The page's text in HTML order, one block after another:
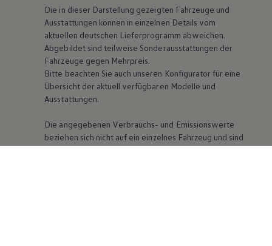
Die in dieser Darstellung gezeigten Fahrzeuge und
Ausstattungen können in einzelnen Details vom
aktuellen deutschen Lieferprogramm abweichen.
Abgebildet sind teilweise Sonderausstattungen der
Fahrzeuge gegen Mehrpreis.
Bitte beachten Sie auch unseren Konfigurator für eine
Übersicht der aktuell verfügbaren Modelle und
Ausstattungen.
Die angegebenen Verbrauchs- und Emissionswerte
beziehen sich nicht auf ein einzelnes Fahrzeug und sind